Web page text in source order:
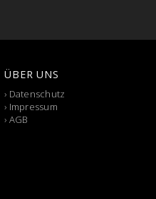
ÜBER UNS
› Datenschutz
› Impressum
› AGB